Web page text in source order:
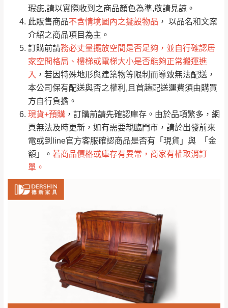
瑕疵,請以實際收到之商品顏色為準,敬請見諒。
此販售商品不含情境圖內之擺設物品 ， 以品名和文案
介紹之商品項目為主。
訂購前請務必丈量擺放空間是否足夠，並自行確認居
家空間格局、樓梯或電梯大小是否能夠正常搬運進
入 ，若因特殊地形與建築物等限制而導致無法配送，
本公司保有配送與否之權利,且首趟配送運費須由購買
方自行負擔。
現貨+預購 ，訂購前請先確認庫存。由於品項繁多，網
頁無法及時更新，如有需要親臨門市，請於出發前來
電或到line官方客服確認商品是否有「現貨」與 「金
額」。 若商品價格或庫存有異常，商家有權取消訂
單。
桃園
免 運
費
復興鄉
新竹
峨眉鄉、五峰鄉、
橫山、北埔鄉、尖
石鄉、寶山鄉山
區、新埔山區、芎
里
台北 無
峽山區、石碇、坪
林、福隆、淡水山
區、北投湖山路、
$ 9,000以上：免
運費
$ 9,000以下：
基隆山區
單。部分網路商品恕無法更改原設計或客製，敬請
見諒！
接單後二日內(不含例假日)，我們客服會與您
電話聯絡或E-Mail通知確認訂單。
（線上客
服 LINE → @dershin）
下單前先詢問是否現貨 ，若未詢問下單後無
現貨我們客服會再來電或E-Mail與您聯絡
（洽詢方式請搜尋 Line ID → @dershin）
運送範圍：限定北至基隆，南至苗栗，偏遠
地區恕無法提供運送 (詳見運送規章)。
配送範圍：
苗栗至基隆；其它地區暫不開放，如因特殊
地型限制(山區、鄉、鎮、村)、樓梯太小、無
法搬運上樓等因素，導致無法配送，
保有出貨的權利。
保護物流人員的工作安全，賣家無提供吊掛
服務，若需以吊車或其他的吊掛方式吊運，
費用將由買方自行支付。
因大型傢俱有組裝、配送的問題，並非一般
快速到貨商品，無法指定特定時間送達，司
只顯示附上評論